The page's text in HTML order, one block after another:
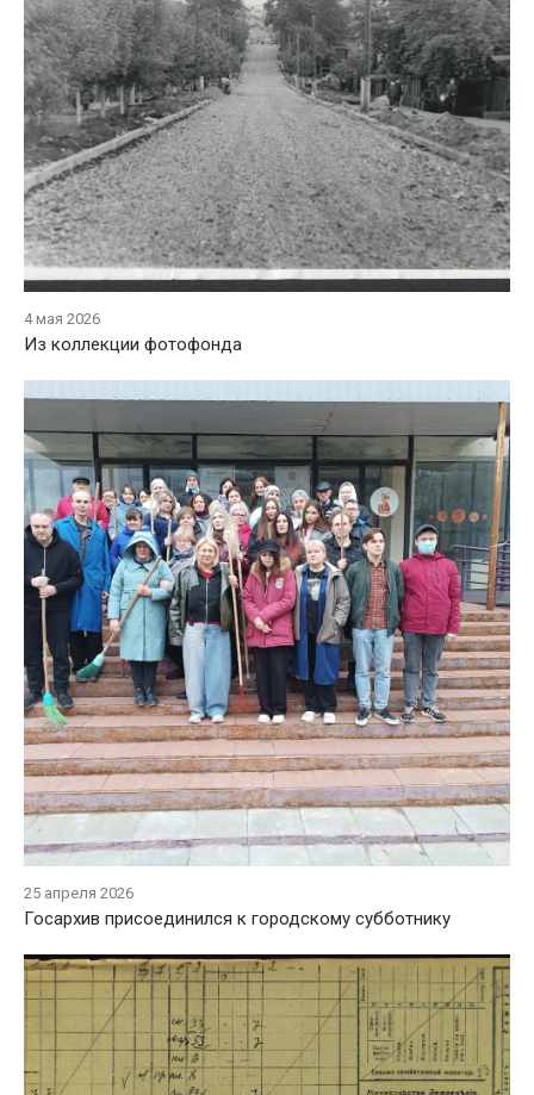
4 мая 2026
Из коллекции фотофонда
25 апреля 2026
Госархив присоединился к городскому субботнику